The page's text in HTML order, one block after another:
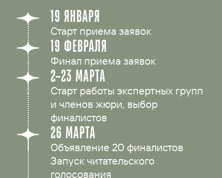
19 ЯНВАРЯ
Старт приема заявок
19 ФЕВРАЛЯ
Финал приема заявок
2–23 МАРТА
Старт работы экспертных групп
и членов жюри, выбор
финалистов
26 МАРТА
Объявление 20 финалистов
Запуск читательского
голосования